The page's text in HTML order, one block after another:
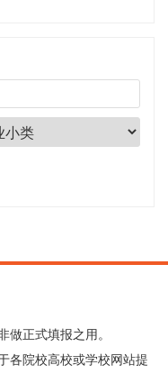
做正式填报之用。
各院校高校或学校网站提